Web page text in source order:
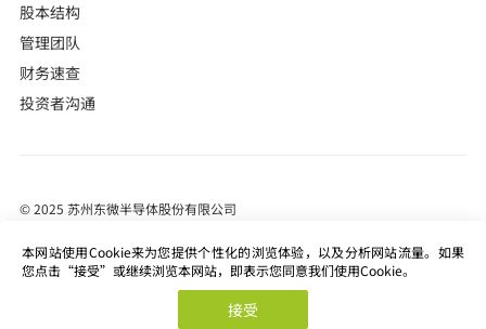
股本结构
管理团队
财务速查
投资者沟通
© 2025 苏州东微半导体股份有限公司
站长统计
Powered by SE
本网站使用Cookie来为您提供个性化的浏览体验，以及分析网站流量。如果
您点击“接受”或继续浏览本网站，即表示您同意我们使用Cookie。
接受